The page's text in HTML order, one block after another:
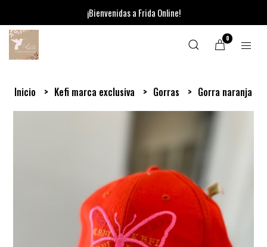
¡Bienvenidas a Frida Online!
0
Inicio Kefi marca exclusiva Gorras Gorra naranja